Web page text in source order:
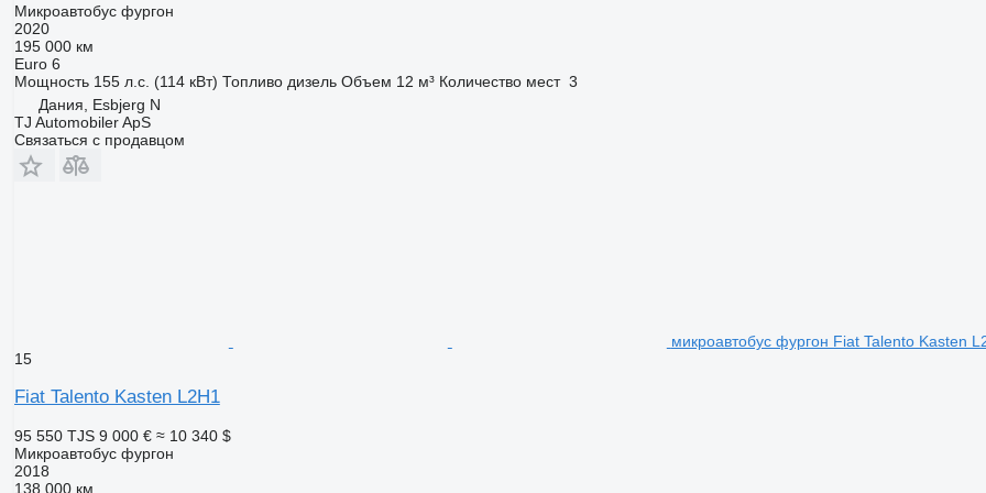
Микроавтобус фургон
2020
195 000 км
Euro 6
Мощность 155 л.с. (114 кВт) Топливо дизель Объем 12 м³ Количество мест 3
Дания, Esbjerg N
TJ Automobiler ApS
Связаться с продавцом
микроавтобус фургон Fiat Talento Kasten
15
Fiat Talento Kasten L2H1
95 550 TJS 9 000 € ≈ 10 340 $
Микроавтобус фургон
2018
138 000 км